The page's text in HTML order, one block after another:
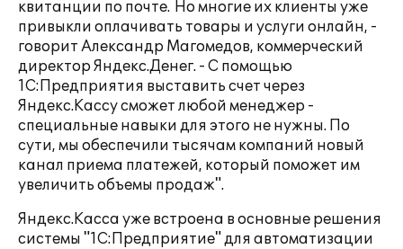
квитанции по почте. Но многие их клиенты уже
привыкли оплачивать товары и услуги онлайн, -
говорит Александр Магомедов, коммерческий
директор Яндекс.Денег. - С помощью
1С:Предприятия выставить счет через
Яндекс.Кассу сможет любой менеджер -
специальные навыки для этого не нужны. По
сути, мы обеспечили тысячам компаний новый
канал приема платежей, который поможет им
увеличить объемы продаж".
Яндекс.Касса уже встроена в основные решения
системы "1С:Предприятие" для автоматизации